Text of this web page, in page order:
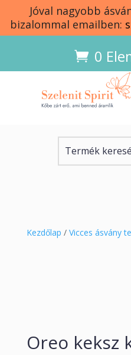
Jóval nagyobb
bizalommal emailben:
0
Kezdőlap / Vicces ásvány
Oreo keksz